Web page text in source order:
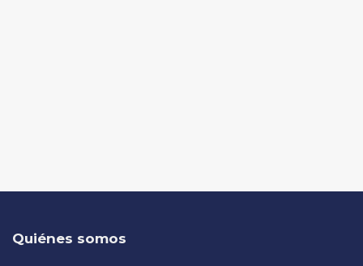
Quiénes somos